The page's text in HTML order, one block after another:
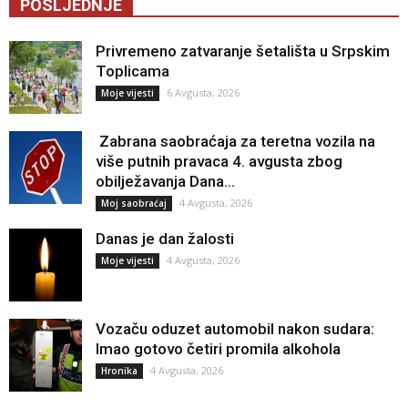
POSLJEDNJE
Privremeno zatvaranje šetališta u Srpskim
Toplicama
Moje vijesti 6 Avgusta, 2026
Zabrana saobraćaja za teretna vozila na
više putnih pravaca 4. avgusta zbog
obilježavanja Dana...
Moj saobraćaj 4 Avgusta, 2026
Danas je dan žalosti
Moje vijesti 4 Avgusta, 2026
Vozaču oduzet automobil nakon sudara:
Imao gotovo četiri promila alkohola
Hronika 4 Avgusta, 2026